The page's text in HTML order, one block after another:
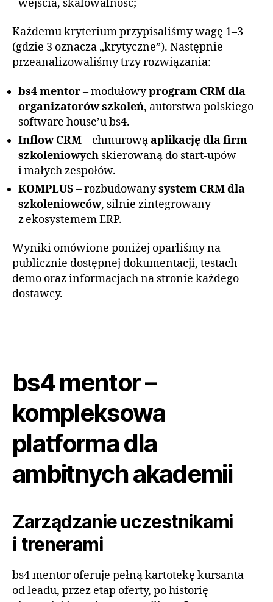
wejścia, skalowalność;
Każdemu kryterium przypisaliśmy wagę 1–3
(gdzie 3 oznacza „krytyczne”). Następnie
przeanalizowaliśmy trzy rozwiązania:
bs4 mentor– modułowyprogram CRM dla
organizatorów szkoleń, autorstwa polskiego
software house’u bs4.
Inflow CRM– chmurowąaplikację dla firm
szkoleniowych skierowaną do start‑upów
i małych zespołów.
KOMPLUS – rozbudowanysystem CRM dla
szkoleniowców, silnie zintegrowany
z ekosystemem ERP.
Wyniki omówione poniżej oparliśmy na
publicznie dostępnej dokumentacji, testach
demo oraz informacjach na stronie każdego
dostawcy.
bs4 mentor –
kompleksowa
platforma dla
ambitnych akademii
Zarządzanie uczestnikami
i trenerami
bs4 mentoroferuje pełną kartotekę kursanta –
od leadu, przez etap oferty, po historię